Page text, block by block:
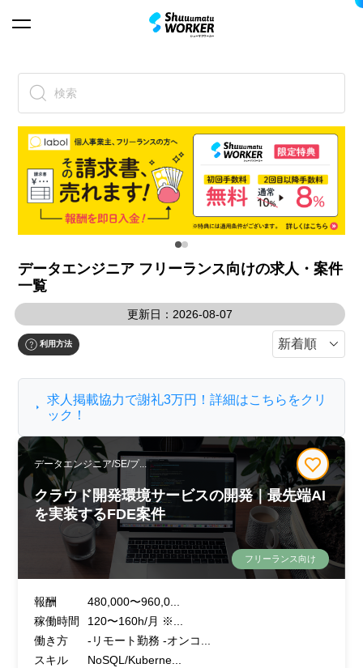
検索
データエンジニア フリーランス向けの求人・案件
一覧
更新日：2026-08-07
利用方法
求人掲載協力で謝礼3万円！詳細はこちらをクリ
ック！
データエンジニア/SE/プ...
クラウド開発環境サービスの開発｜最先端AI
を実装するFDE案件
フリーランス向け
報酬
480,000〜960,0...
稼働時間
120〜160h/月 ※...
働き方
-リモート勤務 -オンコ...
スキル
NoSQL/Kuberne...